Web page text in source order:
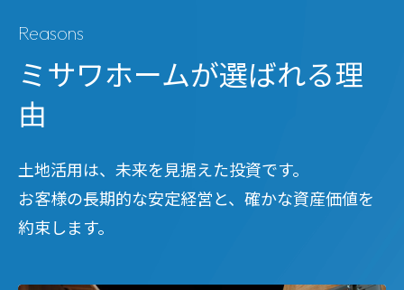
Reasons
ミサワホームが選ばれる理
由
土地活用は、未来を見据えた投資です。
お客様の長期的な安定経営と、確かな資産価値を
約束します。